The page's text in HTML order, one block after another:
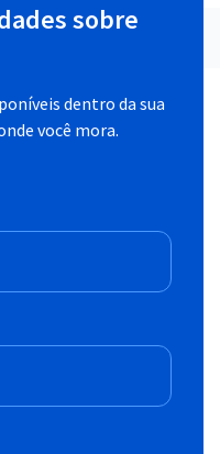
sobre
dentro da sua
você mora.